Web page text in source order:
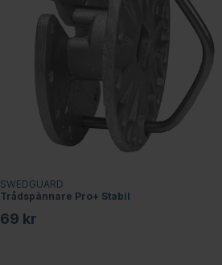
SWEDGUARD
Trådspännare Pro+ Stabil
69 kr